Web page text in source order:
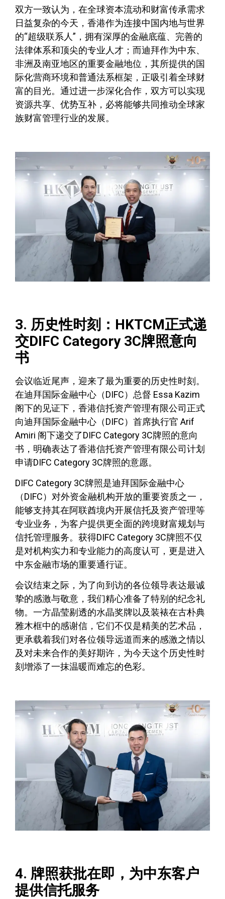
双方一致认为，在全球资本流动和财富传承需求
日益复杂的今天，香港作为连接中国内地与世界
的“超级联系人”，拥有深厚的金融底蕴、完善的
法律体系和顶尖的专业人才；而迪拜作为中东、
非洲及南亚地区的重要金融地位，其所提供的国
际化营商环境和普通法系框架，正吸引着全球财
富的目光。通过进一步深化合作，双方可以实现
资源共享、优势互补，必将能够共同推动全球家
族财富管理行业的发展。
3. 历史性时刻：HKTCM正式递
交DIFC Category 3C牌照意向
书
会议临近尾声，迎来了最为重要的历史性时刻。
在迪拜国际金融中心（DIFC）总督 Essa Kazim
阁下的见证下，香港信托资产管理有限公司正式
向迪拜国际金融中心（DIFC）首席执行官 Arif
Amiri 阁下递交了DIFC Category 3C牌照的意向
书，明确表达了香港信托资产管理有限公司计划
申请DIFC Category 3C牌照的意愿。
DIFC Category 3C牌照是迪拜国际金融中心
（DIFC）对外资金融机构开放的重要资质之一，
能够支持其在阿联酋境内开展信托及资产管理等
专业业务，为客户提供更全面的跨境财富规划与
信托管理服务。获得DIFC Category 3C牌照不仅
是对机构实力和专业能力的高度认可，更是进入
中东金融市场的重要通行证。
会议结束之际，为了向到访的各位领导表达最诚
挚的感激与敬意，我们精心准备了特别的纪念礼
物。一方晶莹剔透的水晶奖牌以及装裱在古朴典
雅木框中的感谢信，它们不仅是精美的艺术品，
更承载着我们对各位领导远道而来的感激之情以
及对未来合作的美好期许，为今天这个历史性时
刻增添了一抹温暖而难忘的色彩。
4. 牌照获批在即，为中东客户
提供信托服务